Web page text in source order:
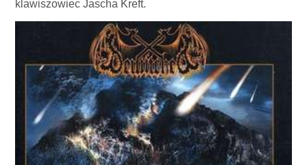
klawiszowiec Jascha Kreft.